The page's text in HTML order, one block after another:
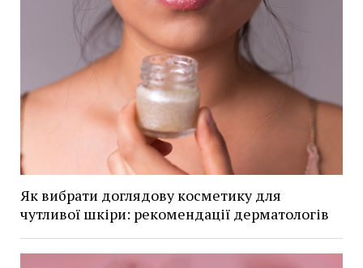
Як вибрати доглядову косметику для
чутливої шкіри: рекомендації дерматологів